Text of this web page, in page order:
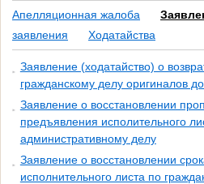
Апелляционная жалоба
заявления
Ходатайства
Заявление (ходатайство) о
гражданскому делу оригиналов
Заявление о восстановлении
предъявления исполительного
административному делу
Заявление о восстановлении
исполнительного листа по